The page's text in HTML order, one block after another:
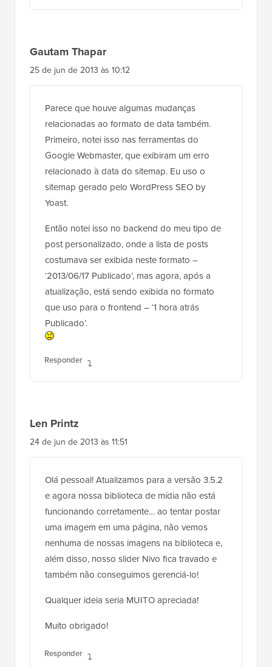
Gautam Thapar
25 de jun de 2013 às 10:12
Parece que houve algumas mudanças
relacionadas ao formato de data também.
Primeiro, notei isso nas ferramentas do
Google Webmaster, que exibiram um erro
relacionado à data do sitemap. Eu uso o
sitemap gerado pelo WordPress SEO by
Yoast.
Então notei isso no backend do meu tipo de
post personalizado, onde a lista de posts
costumava ser exibida neste formato –
‘2013/06/17 Publicado’, mas agora, após a
atualização, está sendo exibida no formato
que uso para o frontend – ‘1 hora atrás
Publicado’.
Responder
Len Printz
24 de jun de 2013 às 11:51
Olá pessoal! Atualizamos para a versão 3.5.2
e agora nossa biblioteca de mídia não está
funcionando corretamente… ao tentar postar
uma imagem em uma página, não vemos
nenhuma de nossas imagens na biblioteca e,
além disso, nosso slider Nivo fica travado e
também não conseguimos gerenciá-lo!
Qualquer ideia seria MUITO apreciada!
Muito obrigado!
Responder